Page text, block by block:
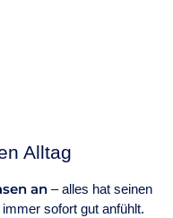
Alltag
an – alles hat seinen
sofort gut anfühlt.